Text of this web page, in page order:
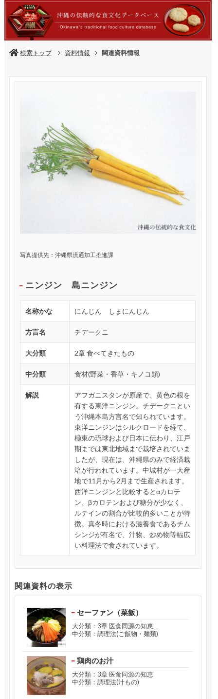
検索トップ 資料情報 関連資料情報
写真提供先：沖縄県流通加工推進課
ニンジン 島ニンジン
名称かな にんじん しまにんじん
方言名 チデークニ
大分類 2章 食べてきたもの
中分類 食材(野菜・香草・キノコ類)
解説
アフガニスタンが原産で、黄色の根を
有する東洋ニンジン。チデークニとい
う沖縄本島方言名で知られています。
東洋ニンジンはシルクロードを経て、
極東の琉球および日本に伝わり、江戸
期までは東北地域まで栽培されていま
したが、現在は、沖縄県のみで経済栽
培が行われています。中城村が一大産
地で11月から2月まで生産されます。
西洋ニンジンと比較するとαカロテ
ン、βカロテンおよび糖分が少なく、
ルテインの割合が比較的多いことが特
徴。真冬時における滋養食であるチム
シンジが有名で、汁物、炒め物等幅広
い料理法で食されています。
関連資料の表示
セーファン（菜飯）
大分類：3章 医食同源の知恵
中分類：調理法(ご飯物・麺類)
鶏肉のお汁
大分類：3章 医食同源の知恵
中分類：調理法(汁もの)